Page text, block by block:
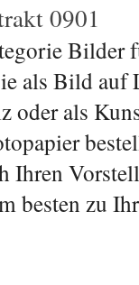
0901
Bilder
als Bild auf
oder als
Ihren
besten zu